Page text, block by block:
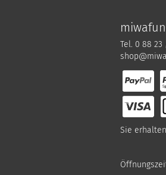
Tel. 0 88 23
Sie